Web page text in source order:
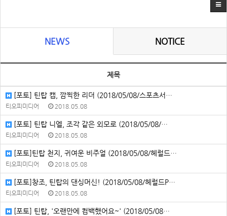
NEWS NOTICE
제목
[포토] 틴탑 캡, 깜찍한 리더 (2018/05/08/스포츠서…
티오피미디어 2018.05.08
[포토] 틴탑 니엘, 조각 같은 외모로 (2018/05/08/…
티오피미디어 2018.05.08
[포토]틴탑 천지, 귀여운 비주얼 (2018/05/08/헤럴드…
티오피미디어 2018.05.08
[포토]창조, 틴탑의 댄싱머신! (2018/05/08/헤럴드P…
티오피미디어 2018.05.08
[포토] 틴탑, '오랜만에 컴백했어요~' (2018/05/08…